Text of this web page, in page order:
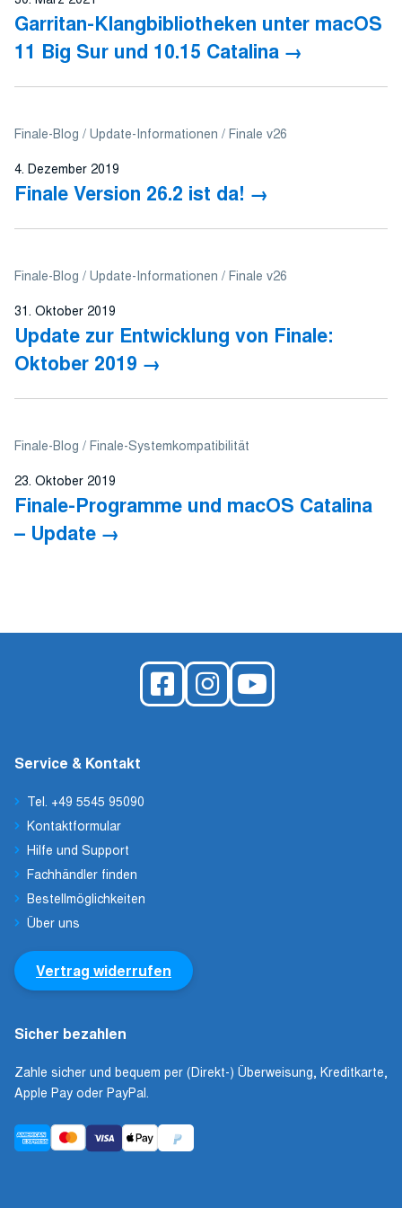
Garritan-Klangbibliotheken unter macOS
11 Big Sur und 10.15 Catalina
Finale-Blog Update-Informationen
Finale v26
4. Dezember 2019
Finale Version 26.2 ist da!
Finale-Blog Update-Informationen
Finale v26
31. Oktober 2019
Update zur Entwicklung von Finale:
Oktober 2019
Finale-Blog
Finale-Systemkompatibilität
23. Oktober 2019
Finale-Programme und macOS Catalina
– Update
Service & Kontakt
Tel. +49 5545 95090
Kontaktformular
Hilfe und Support
Fachhändler finden
Bestellmöglichkeiten
Über uns
Vertrag widerrufen
Sicher bezahlen
Zahle sicher und bequem per (Direkt-) Überweisung, Kreditkarte,
Apple Pay oder PayPal.